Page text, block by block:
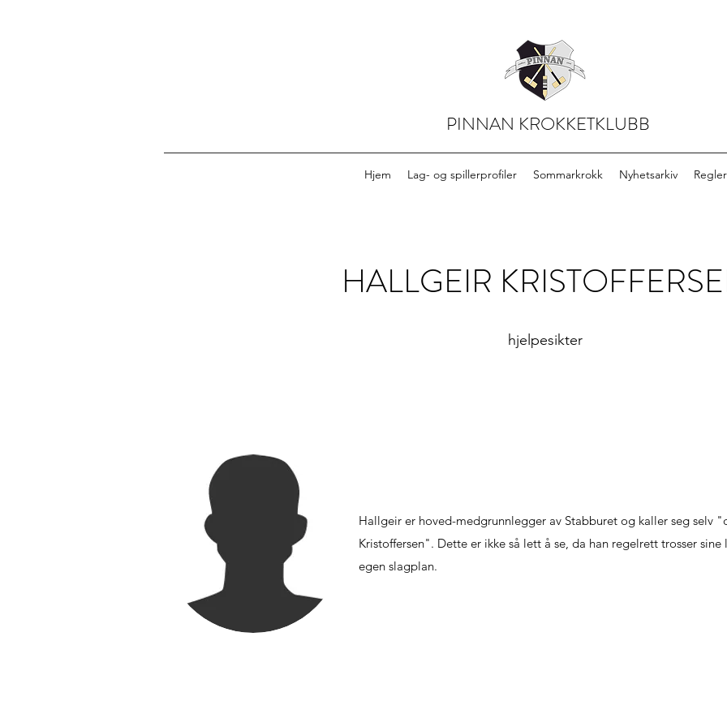
PINNAN KROKKETKLUBB
Hjem Lag- og spillerprofiler Sommarkrokk Nyhetsarkiv Regler
HALLGEIR
hjelpesikter
Hallgeir er hoved-medgrunnlegger av Stabburet og kaller seg selv
Kristoffersen". Dette er ikke så lett å se, da han regelrett trosser
egen slagplan.